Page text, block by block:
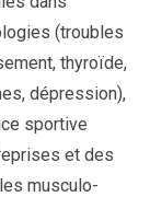
(troubles
thyroïde,
dépression),
sportive
et des
musculo-